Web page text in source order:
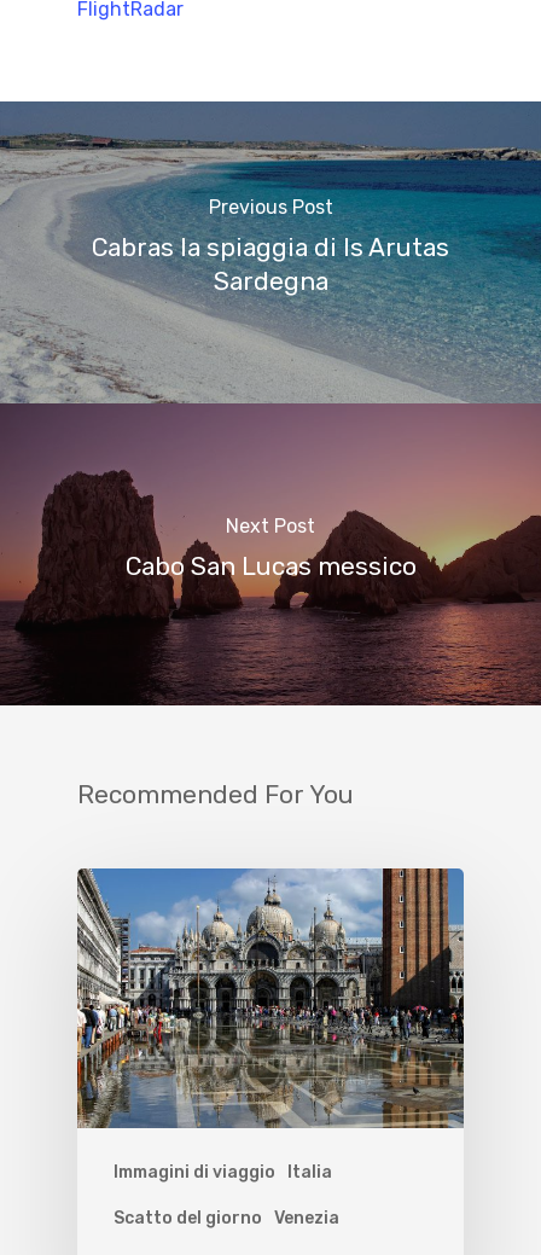
FlightRadar
Previous Post
Cabras la spiaggia di Is Arutas
Sardegna
Next Post
Cabo San Lucas messico
Recommended For You
Immagini di viaggio Italia
Scatto del giorno Venezia